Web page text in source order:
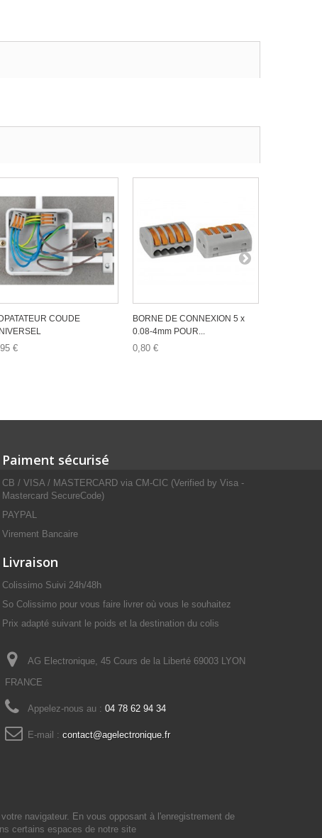
COUDE
€
BORNE DE CONNEXION 5 x
0.08-4mm POUR...
0,80 €
Paiment sécurisé
CB / VISA / MASTERCARD via CM-CIC (Verified by Visa -
Mastercard SecureCode)
PAYPAL
Virement Bancaire
Livraison
Colissimo Suivi 24h/48h
So Colissimo pour vous faire livrer où vous le souhaitez
Prix adapté suivant le poids et la destination du colis
AG Electronique, 45 Cours de la Liberté 69003 LYON
FRANCE
Appelez-nous au : 04 78 62 94 34
E-mail : contact@agelectronique.fr
navigateur. En vous opposant à l'enregistrement de
certains espaces de notre site